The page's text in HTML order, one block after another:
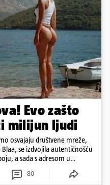
Evo zašto
milijun ljudi
osvajaju društvene mreže,
se izdvojila autentičnošću
a sada s adresom u
i mladenačke energije
80